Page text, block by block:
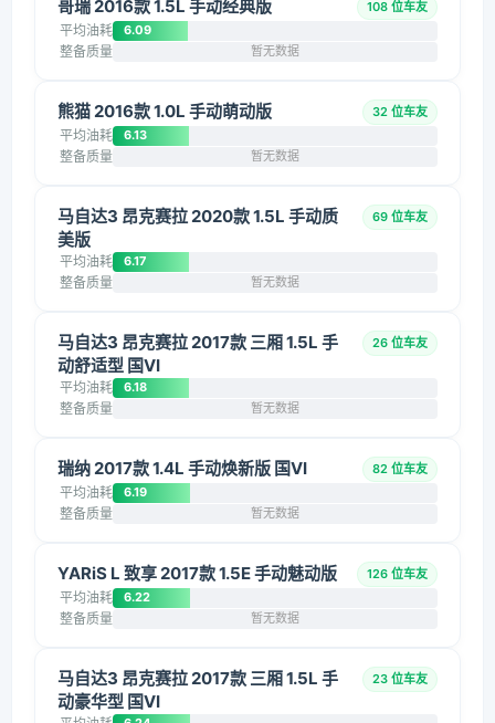
哥瑞 2016款 1.5L 手动经典版 108 位车友
平均油耗 6.09
整备质量 暂无数据
熊猫 2016款 1.0L 手动萌动版 32 位车友
平均油耗 6.13
整备质量 暂无数据
马自达3 昂克赛拉 2020款 1.5L 手动质
美版
69 位车友
平均油耗 6.17
整备质量 暂无数据
马自达3 昂克赛拉 2017款 三厢 1.5L 手
动舒适型 国VI
26 位车友
平均油耗 6.18
整备质量 暂无数据
瑞纳 2017款 1.4L 手动焕新版 国VI 82 位车友
平均油耗 6.19
整备质量 暂无数据
YARiS L 致享 2017款 1.5E 手动魅动版 126 位车友
平均油耗 6.22
整备质量 暂无数据
马自达3 昂克赛拉 2017款 三厢 1.5L 手
动豪华型 国VI
23 位车友